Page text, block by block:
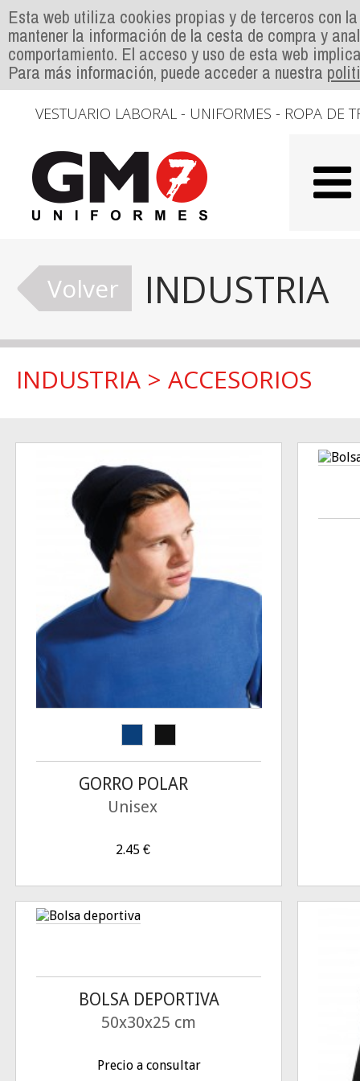
Esta web utiliza cookies propias y de terceros con
mantener la información de la cesta de compra y
comportamiento. El acceso y uso de esta web
Para más información, puede acceder a nuestra
VESTUARIO LABORAL - UNIFORMES - ROPA DE
Volver INDUSTRIA
INDUSTRIA > ACCESORIOS
GORRO POLAR
Unisex
2.45 €
BOLSA DEPORTIVA
50x30x25 cm
Precio a consultar